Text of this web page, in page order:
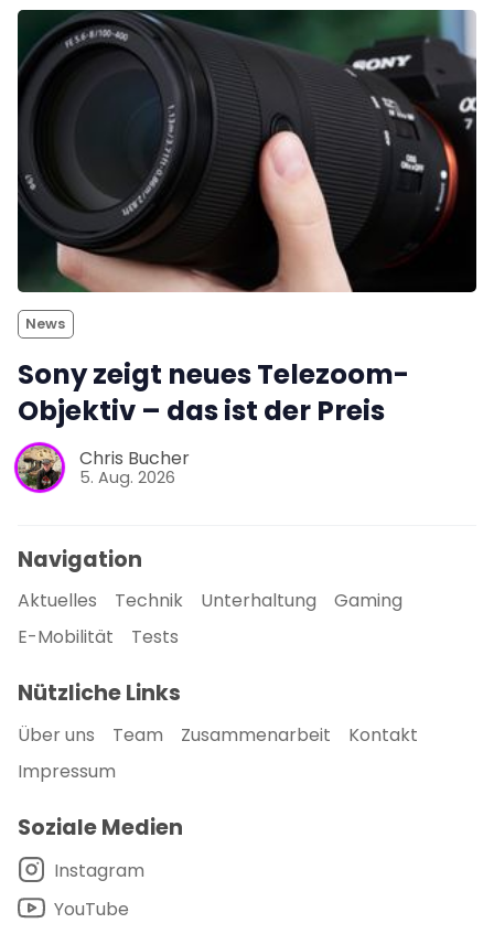
News
Sony zeigt neues Telezoom-
Objektiv – das ist der Preis
Chris Bucher
5. Aug. 2026
Navigation
Aktuelles Technik Unterhaltung
Gaming
E-Mobilität
Tests
Nützliche Links
Über uns Team Zusammenarbeit
Kontakt
Impressum
Soziale Medien
Instagram
YouTube